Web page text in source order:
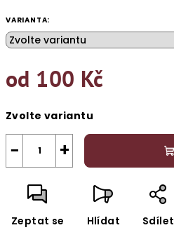
VARIANTA:
od 100 Kč
cena:
Zvolte variantu
+
−
Zeptat se Hlídat Sdílet